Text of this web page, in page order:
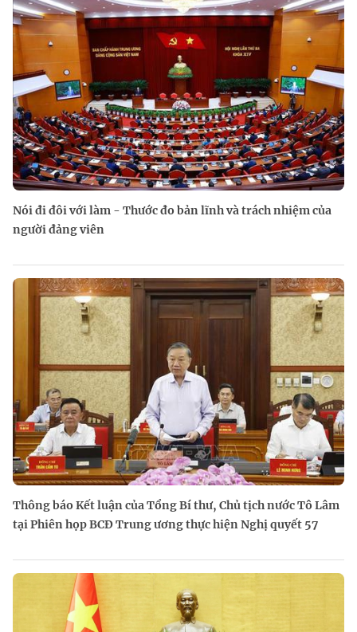
Nói đi đôi với làm - Thước đo bản lĩnh và trách nhiệm của
người đảng viên
Thông báo Kết luận của Tổng Bí thư, Chủ tịch nước Tô Lâm
tại Phiên họp BCĐ Trung ương thực hiện Nghị quyết 57